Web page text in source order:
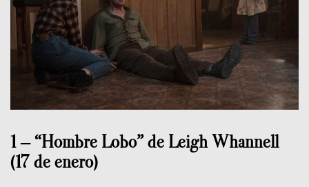
1 – “Hombre Lobo” de Leigh Whannell
(17 de enero)